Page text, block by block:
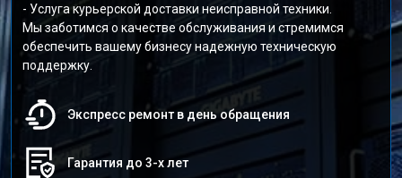
- Услуга курьерской доставки неисправной техники.
Мы заботимся о качестве обслуживания и стремимся
обеспечить вашему бизнесу надежную техническую
поддержку.
Экспресс ремонт в день обращения
Гарантия до 3-х лет